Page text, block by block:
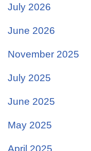
July 2026
June 2026
November 2025
July 2025
June 2025
May 2025
April 2025